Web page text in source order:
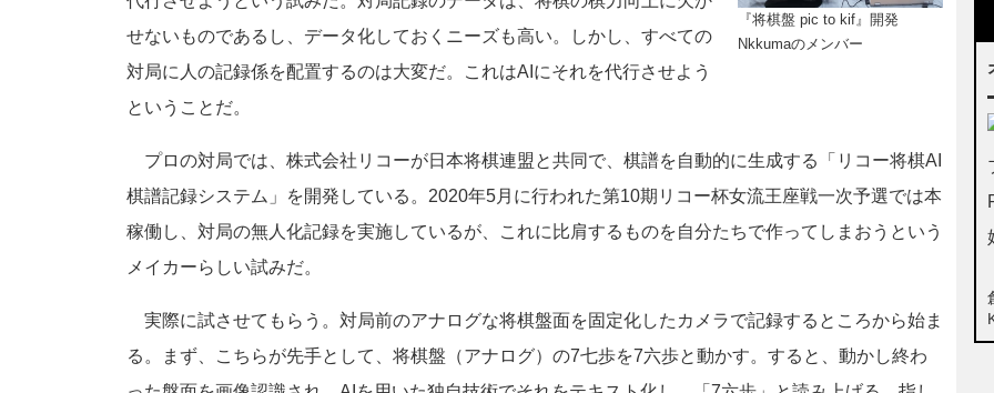
『将棋盤 pic to kif』開発
Nkkumaのメンバー
せないものであるし、データ化しておくニーズも高い。しかし、すべての
対局に人の記録係を配置するのは大変だ。これはAIにそれを代行させよう
ということだ。
プロの対局では、株式会社リコーが日本将棋連盟と共同で、棋譜を自動的に生成する「リコー将棋AI
棋譜記録システム」を開発している。2020年5月に行われた第10期リコー杯女流王座戦一次予選では本
稼働し、対局の無人化記録を実施しているが、これに比肩するものを自分たちで作ってしまおうという
メイカーらしい試みだ。
実際に試させてもらう。対局前のアナログな将棋盤面を固定化したカメラで記録するところから始ま
る。まず、こちらが先手として、将棋盤（アナログ）の7七歩を7六歩と動かす。すると、動かし終わ